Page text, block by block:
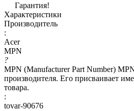
Гарантия!
Характеристики
Производитель
:
Acer
MPN
?
MPN (Manufacturer Part Number)
производителя. Его присваивает
товара.
:
tovar-90676